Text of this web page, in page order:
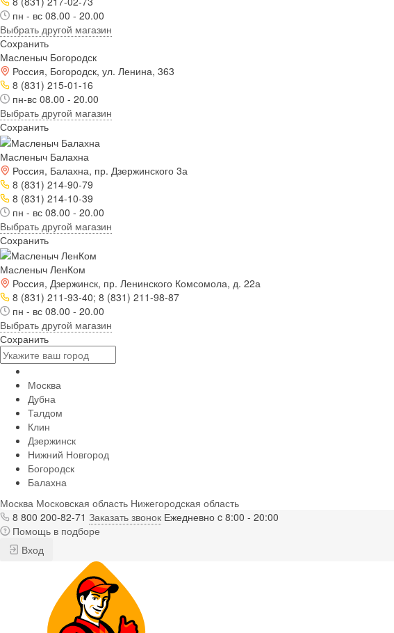
пн - вс 08.00 - 20.00
Выбрать другой магазин
Сохранить
Масленыч Богородск
Россия, Богородск, ул. Ленина, 363
8 (831) 215-01-16
пн-вс 08.00 - 20.00
Выбрать другой магазин
Сохранить
Масленыч Балахна
Россия, Балахна, пр. Дзержинского 3а
8 (831) 214-90-79
8 (831) 214-10-39
пн - вс 08.00 - 20.00
Выбрать другой магазин
Сохранить
Масленыч ЛенКом
Россия, Дзержинск, пр. Ленинского Комсомола, д. 22а
8 (831) 211-93-40; 8 (831) 211-98-87
пн - вс 08.00 - 20.00
Выбрать другой магазин
Сохранить
Москва
Дубна
Талдом
Клин
Дзержинск
Нижний Новгород
Богородск
Балахна
Москва Московская область Нижегородская область
8 800 200-82-71 Заказать звонок Ежедневно c 8:00 - 20:00
Помощь в подборе
Вход